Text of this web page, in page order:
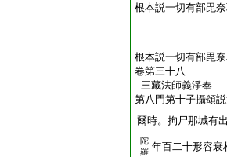
根本説一切有部毘
根本説一切有部毘
卷第三十八
三藏法師義淨
第八門第十子攝頌
爾時。拘尸那城有
陀
羅 年百二十形容衰